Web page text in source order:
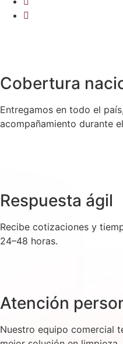
Cobertura
Entregamos en todo el
acompañamiento durante
Respuesta ágil
Recibe cotizaciones y
24–48 horas.
Atención
Nuestro equipo comercial